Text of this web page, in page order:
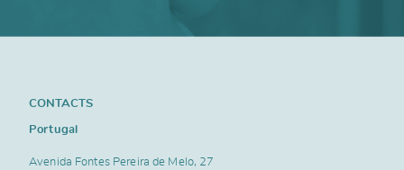
CONTACTS
Portugal
Avenida Fontes Pereira de Melo, 27